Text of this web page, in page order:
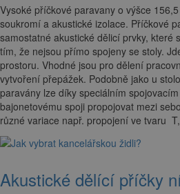
Vysoké příčkové paravany o výšce
soukromí a akustické izolace. Příčkové
samostatné akustické dělicí prvky, které
tím, že nejsou přímo spojeny se stoly.
prostoru. Vhodné jsou pro dělení
vytvoření přepážek. Podobně jako u
paravány lze díky speciálním
bajonetovému spoji propojovat mezi
různé variace např. propojení ve tvaru
Akustické dělící příčky